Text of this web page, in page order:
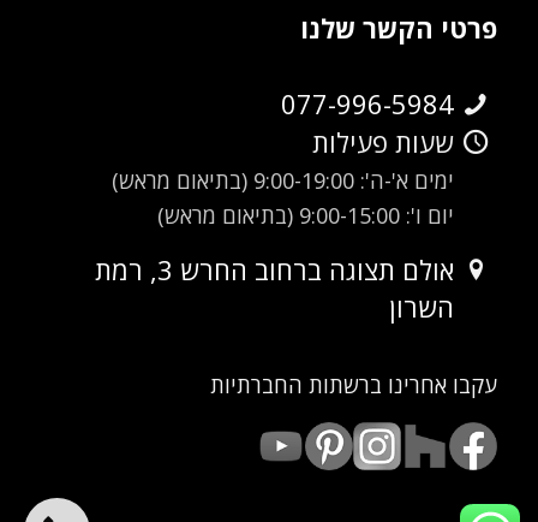
פרטי הקשר שלנו
077-996-5984
שעות פעילות
ימים א'-ה': 9:00-19:00 (בתיאום מראש)
יום ו': 9:00-15:00 (בתיאום מראש)
אולם תצוגה ברחוב החרש 3, רמת
השרון
עקבו אחרינו ברשתות החברתיות